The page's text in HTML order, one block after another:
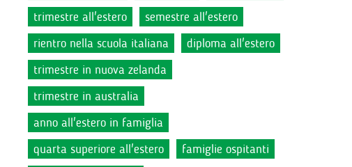
trimestre all'estero
semestre all'estero
rientro nella scuola italiana
diploma all'estero
trimestre in nuova zelanda
trimestre in australia
anno all'estero in famiglia
quarta superiore all'estero
famiglie ospitanti